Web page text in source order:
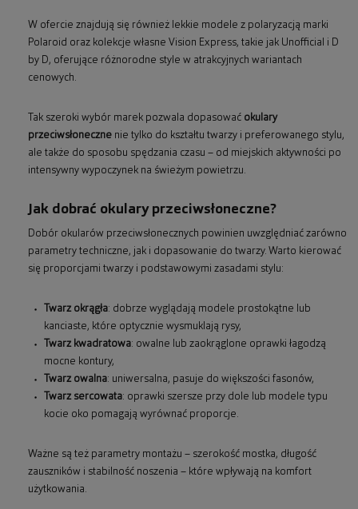
W ofercie znajdują się również lekkie modele z polaryzacją marki
Polaroid oraz kolekcje własne Vision Express, takie jak Unofficial i D
by D, oferujące różnorodne style w atrakcyjnych wariantach
cenowych.
Tak szeroki wybór marek pozwala dopasować okulary
przeciwsłoneczne nie tylko do kształtu twarzy i preferowanego stylu,
ale także do sposobu spędzania czasu – od miejskich aktywności po
intensywny wypoczynek na świeżym powietrzu.
Jak dobrać okulary przeciwsłoneczne?
Dobór okularów przeciwsłonecznych powinien uwzględniać zarówno
parametry techniczne, jak i dopasowanie do twarzy. Warto kierować
się proporcjami twarzy i podstawowymi zasadami stylu:
Twarz okrągła: dobrze wyglądają modele prostokątne lub
kanciaste, które optycznie wysmuklają rysy,
Twarz kwadratowa: owalne lub zaokrąglone oprawki łagodzą
mocne kontury,
Twarz owalna: uniwersalna, pasuje do większości fasonów,
Twarz sercowata: oprawki szersze przy dole lub modele typu
kocie oko pomagają wyrównać proporcje.
Ważne są też parametry montażu – szerokość mostka, długość
zauszników i stabilność noszenia – które wpływają na komfort
użytkowania.